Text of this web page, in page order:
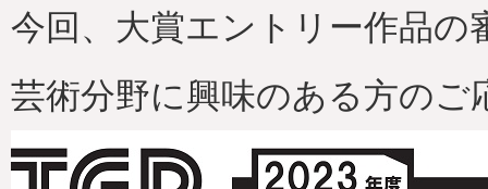
今回、大賞エントリー作品の
芸術分野に興味のある方の